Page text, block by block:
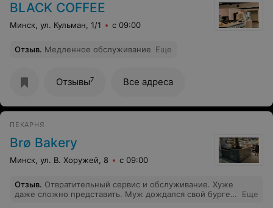
BLACK COFFEE
Минск, ул. Кульман, 1/1 с 09:00
Отзыв. Медленное обслуживание Еще
Отзывы7 Все адреса
ПЕКАРНЯ
Brø Bakery
Минск, ул. В. Хоружей, 8 с 09:00
Отзыв. Отвратительный сервис и обслуживание. Хуже
даже сложно представить. Муж дождался свой бургер
Еще